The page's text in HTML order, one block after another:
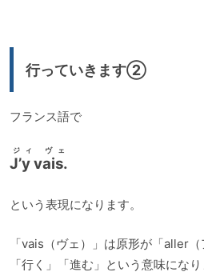
行っていきます②
フランス語で
J’y vais.
ジィ ヴェ
という表現になります。
「vais（ヴェ）」は原形が「aller（
「行く」「進む」という意味になり